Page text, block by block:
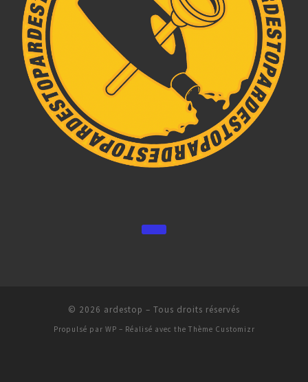
© 2026 ardestop – Tous droits réservés
Propulsé par WP – Réalisé avec the Thème Customizr